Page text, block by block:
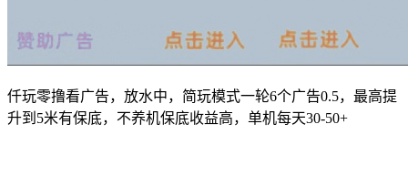
仟玩零撸看广告，放水中，简玩模式一轮6个广告0.5，最高提
升到5米有保底，不养机保底收益高，单机每天30-50+